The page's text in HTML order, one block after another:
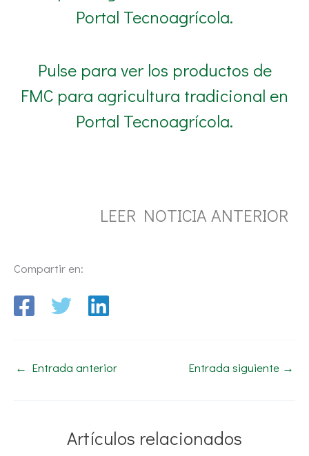
Portal Tecnoagrícola.
Pulse para ver los productos de
FMC para agricultura tradicional en
Portal Tecnoagrícola.
LEER NOTICIA ANTERIOR
Compartir en:
← Entrada anterior Entrada siguiente →
Artículos relacionados